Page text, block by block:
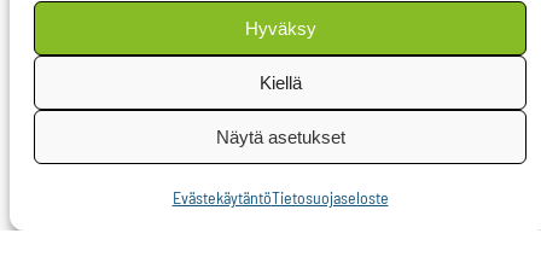
Hyväksy
Kiellä
Näytä asetukset
EvästekäytäntöTietosuojaseloste
rahamarkkinoille.
Molemmin puolin
Atlanttia se tahto on
hiipunut sitä enemmän
mitä etäämmälle